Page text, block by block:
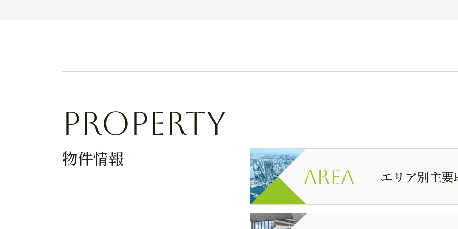
Property
物件情報
Area エリア別主